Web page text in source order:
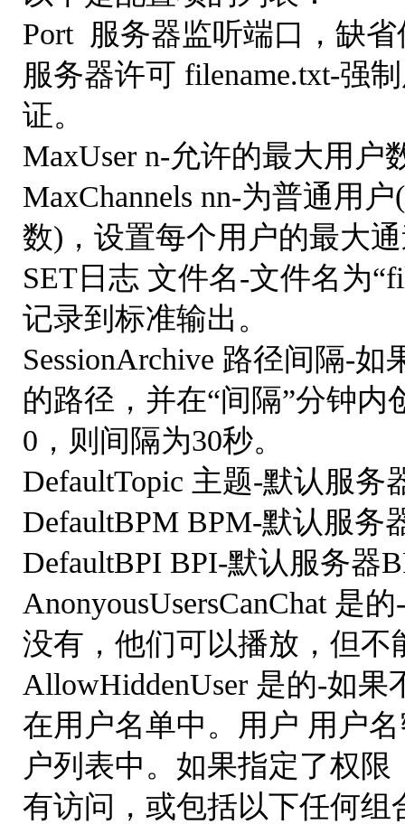
Port 服务器监听端口，缺省
服务器许可 filename.txt-强
证。
MaxUser n-允许的最大用户
MaxChannels nn-为普通用
数)，设置每个用户的最大
SET日志 文件名-文件名为
记录到标准输出。
SessionArchive 路径间隔-
的路径，并在“间隔”分钟
0，则间隔为30秒。
DefaultTopic 主题-默认服务
DefaultBPM BPM-默认服务
DefaultBPI BPI-默认服务器
AnonyousUsersCanChat 是
没有，他们可以播放，但不
AllowHiddenUser 是的-如
在用户名单中。用户 用户
户列表中。如果指定了权
有访问，或包括以下任何